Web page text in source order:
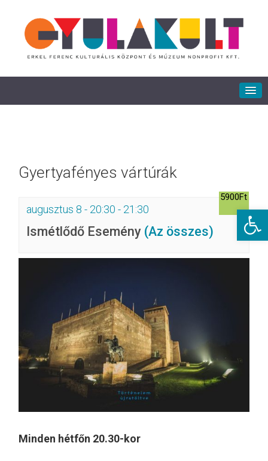
Gyertyafényes vártúrák
augusztus 8 - 20:30 - 21:30
Ismétlődő Esemény (Az összes)
5900Ft
Minden hétfőn 20.30-kor